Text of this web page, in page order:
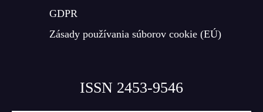
GDPR
Zásady používania súborov cookie (EÚ)
ISSN 2453-9546